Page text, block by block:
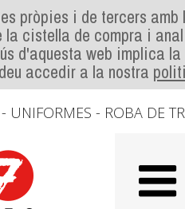
pròpies i de tercers
cistella de compra i
d'aquesta web implica
accedir a la nostra
UNIFORMES - ROBA DE